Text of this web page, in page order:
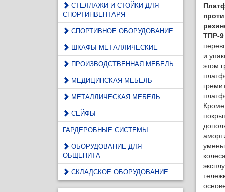
СТЕЛЛАЖИ И СТОЙКИ ДЛЯ
СПОРТИНВЕНТАРЯ
СПОРТИВНОЕ ОБОРУДОВАНИЕ
ШКАФЫ МЕТАЛЛИЧЕСКИЕ
ПРОИЗВОДСТВЕННАЯ МЕБЕЛЬ
МЕДИЦИНСКАЯ МЕБЕЛЬ
МЕТАЛЛИЧЕСКАЯ МЕБЕЛЬ
СЕЙФЫ
ГАРДЕРОБНЫЕ СИСТЕМЫ
ОБОРУДОВАНИЕ ДЛЯ
ОБЩЕПИТА
СКЛАДСКОЕ ОБОРУДОВАНИЕ
ТПР-9
и
этом